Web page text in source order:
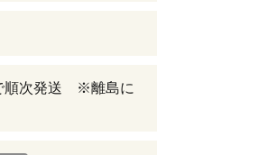
順次発送 ※離島に